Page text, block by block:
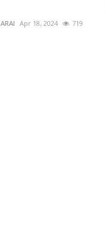
Apr 18, 2024 719